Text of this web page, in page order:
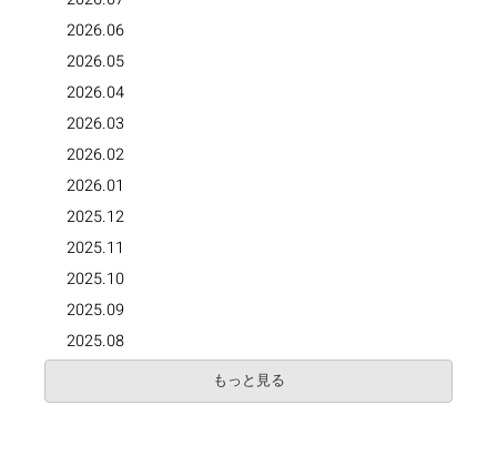
2026.06
2026.05
2026.04
2026.03
2026.02
2026.01
2025.12
2025.11
2025.10
2025.09
2025.08
もっと見る